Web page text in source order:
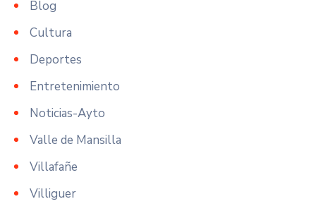
Blog
Cultura
Deportes
Entretenimiento
Noticias-Ayto
Valle de Mansilla
Villafañe
Villiguer